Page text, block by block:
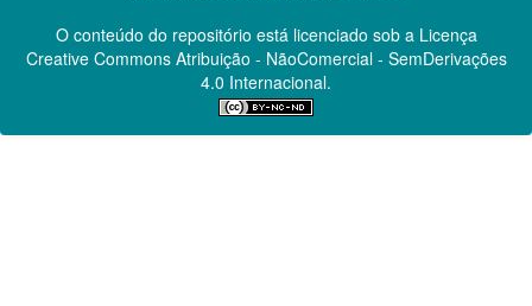
O conteúdo do repositório está licenciado sob a Licença
Creative CommonsAtribuição - NãoComercial - SemDerivações
4.0 Internacional.